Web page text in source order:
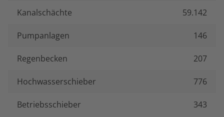
Kanalschächte 59.142
Pumpanlagen 146
Regenbecken 207
Hochwasserschieber 776
Betriebsschieber 343